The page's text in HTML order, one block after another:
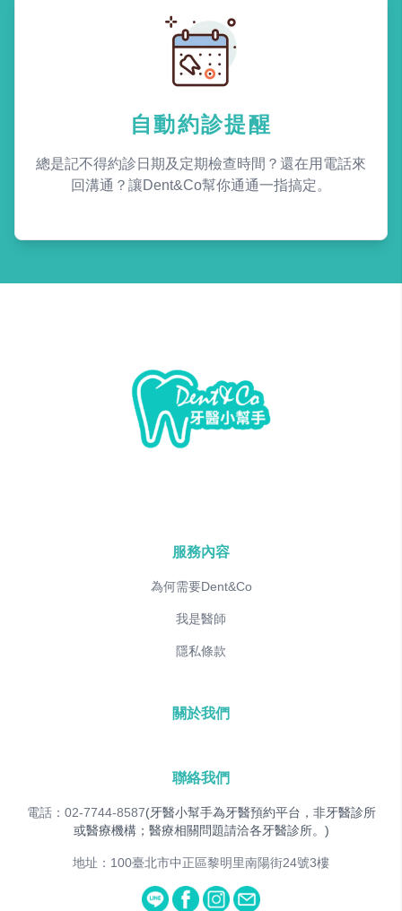
自動約診提醒
總是記不得約診日期及定期檢查時間？還在用電話來
回溝通？讓Dent&Co幫你通通一指搞定。
服務內容
為何需要Dent&Co
我是醫師
隱私條款
關於我們
聯絡我們
電話：02-7744-8587(牙醫小幫手為牙醫預約平台，非牙醫診所
或醫療機構；醫療相關問題請洽各牙醫診所。)
地址：100臺北市中正區黎明里南陽街24號3樓